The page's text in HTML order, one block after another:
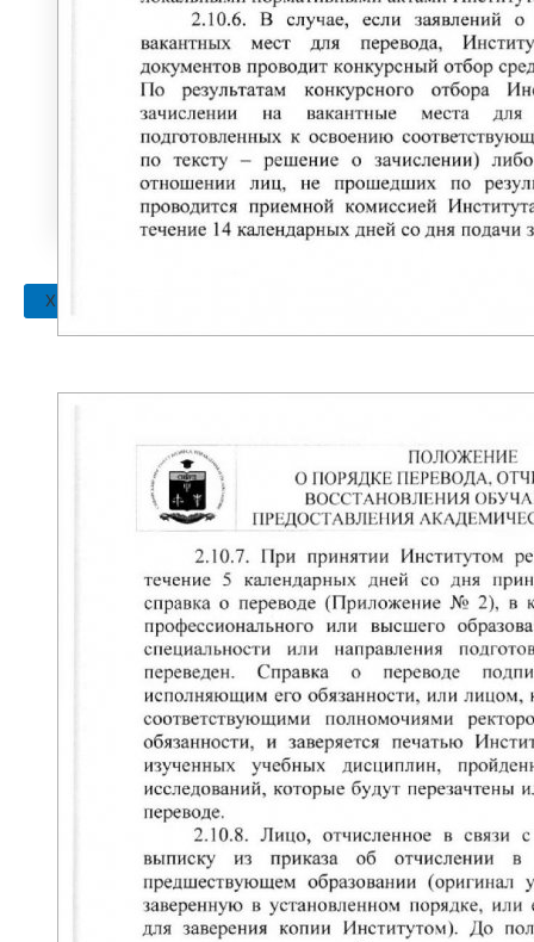
МЕРЫ ПОДДЕРЖКИ МОЛОДЫХ СЕМЕЙ
«ЕДИНОЕ ОКНО»
ПРЕПОДАВАТЕЛЯМ
ВЕЛИКАЯ ОТЕЧЕСТВЕННАЯ ВОЙНА
Нюрнбергский процесс
X